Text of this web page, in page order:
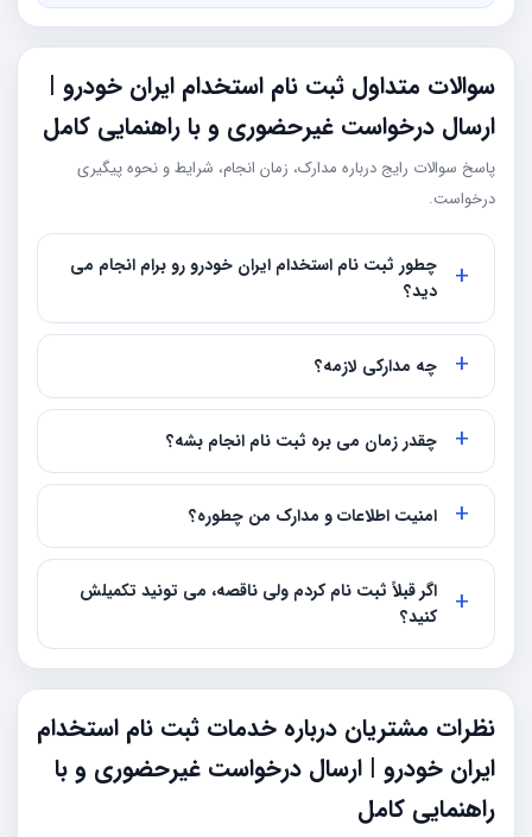
سوالات متداول ثبت نام استخدام ایران خودرو |
ارسال درخواست غیرحضوری و با راهنمایی کامل
پاسخ سوالات رایج درباره مدارک، زمان انجام، شرایط و نحوه پیگیری
درخواست.
چطور ثبت نام استخدام ایران خودرو رو برام انجام می
دید؟
چه مدارکی لازمه؟
چقدر زمان می بره ثبت نام انجام بشه؟
امنیت اطلاعات و مدارک من چطوره؟
اگر قبلاً ثبت نام کردم ولی ناقصه، می تونید تکمیلش
کنید؟
نظرات مشتریان درباره خدمات ثبت نام استخدام
ایران خودرو | ارسال درخواست غیرحضوری و با
راهنمایی کامل